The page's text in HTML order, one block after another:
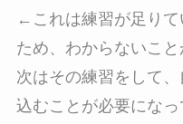
←これは練習が足り
ため、わからないこと
次はその練習をして
込むことが必要になっ